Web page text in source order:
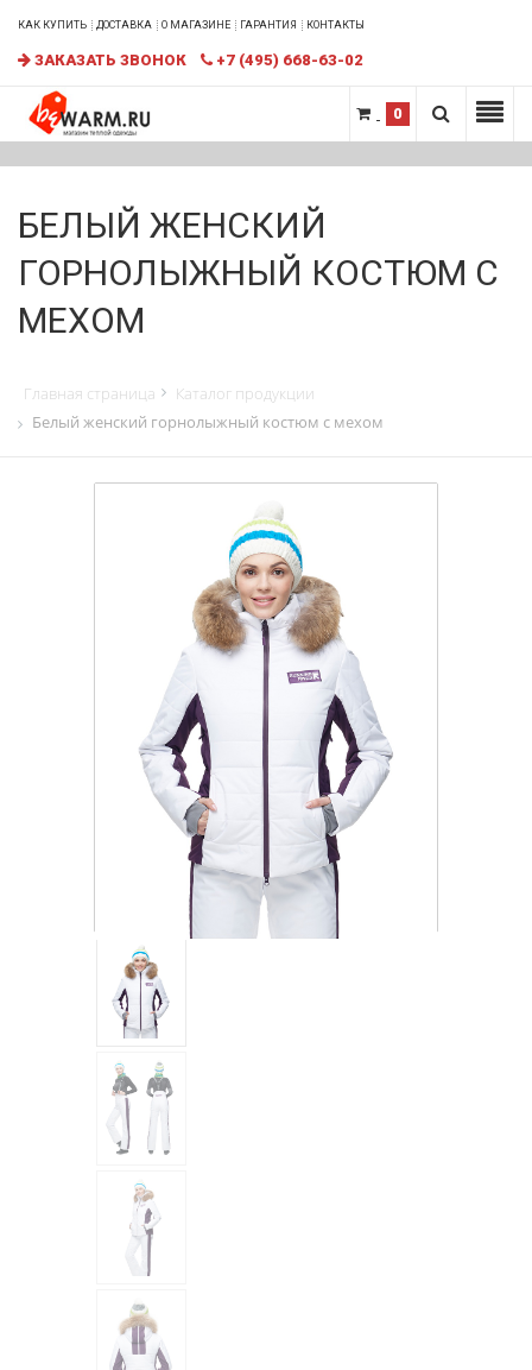
КАК КУПИТЬ ДОСТАВКА О МАГАЗИНЕ ГАРАНТИЯ КОНТАКТЫ
ЗАКАЗАТЬ ЗВОНОК +7 (495) 668-63-02
0
БЕЛЫЙ ЖЕНСКИЙ
ГОРНОЛЫЖНЫЙ КОСТЮМ С
МЕХОМ
Главная страница
Каталог продукции
Белый женский горнолыжный костюм с мехом